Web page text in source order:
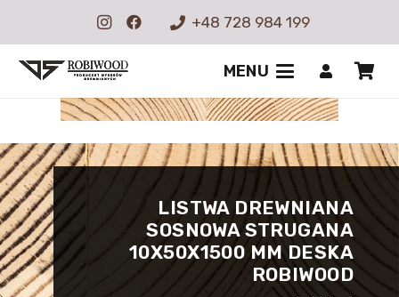
+48 728 984 199
MENU
LISTWA DREWNIANA
SOSNOWA STRUGANA
10X50X1500 MM DESKA
ROBIWOOD